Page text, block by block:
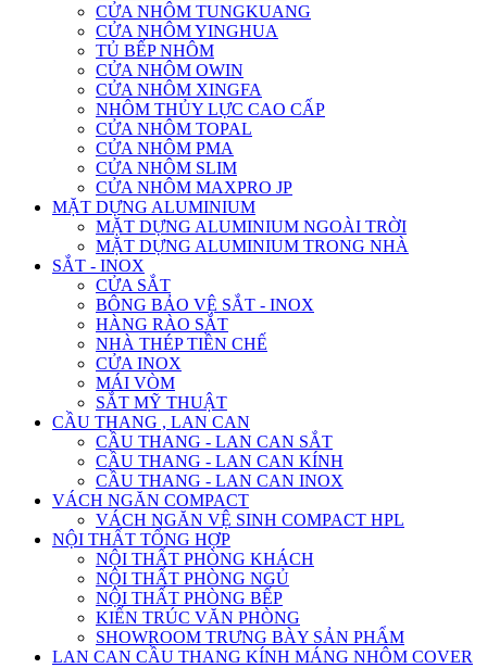
CỬA NHÔM TUNGKUANG
CỬA NHÔM YINGHUA
TỦ BẾP NHÔM
CỬA NHÔM OWIN
CỬA NHÔM XINGFA
NHÔM THỦY LỰC CAO CẤP
CỬA NHÔM TOPAL
CỬA NHÔM PMA
CỬA NHÔM SLIM
CỬA NHÔM MAXPRO JP
MẶT DỰNG ALUMINIUM
MẶT DỰNG ALUMINIUM NGOÀI TRỜI
MẶT DỰNG ALUMINIUM TRONG NHÀ
SẮT - INOX
CỬA SẮT
BÔNG BẢO VỆ SẮT - INOX
HÀNG RÀO SẮT
NHÀ THÉP TIỀN CHẾ
CỬA INOX
MÁI VÒM
SẮT MỸ THUẬT
CẦU THANG , LAN CAN
CẦU THANG - LAN CAN SẮT
CẦU THANG - LAN CAN KÍNH
CẦU THANG - LAN CAN INOX
VÁCH NGĂN COMPACT
VÁCH NGĂN VỆ SINH COMPACT HPL
NỘI THẤT TỔNG HỢP
NỘI THẤT PHÒNG KHÁCH
NỘI THẤT PHÒNG NGỦ
NỘI THẤT PHÒNG BẾP
KIẾN TRÚC VĂN PHÒNG
SHOWROOM TRƯNG BÀY SẢN PHẨM
LAN CAN CẦU THANG KÍNH MÁNG NHÔM COVER